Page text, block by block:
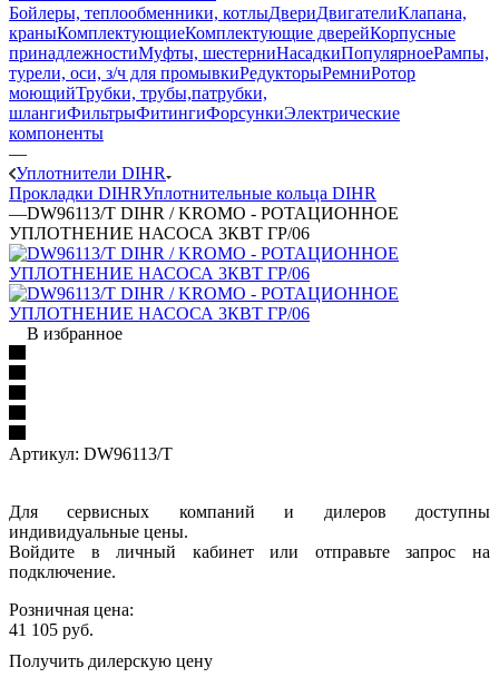
Бойлеры, теплообменники, котлыДвериДвигателиКлапана,
краныКомплектующиеКомплектующие дверейКорпусные
принадлежностиМуфты, шестерниНасадкиПопулярноеРампы,
турели, оси, з/ч для промывкиРедукторыРемниРотор
моющийТрубки, трубы,патрубки,
шлангиФильтрыФитингиФорсункиЭлектрические
компоненты
—
Уплотнители DIHR
Прокладки DIHRУплотнительные кольца DIHR
—DW96113/T DIHR / KROMO - РОТАЦИОННОЕ
УПЛОТНЕНИЕ НАСОСА 3КВТ ГР/06
В избранное
Артикул: DW96113/T
Для сервисных компаний и дилеров доступны
индивидуальные цены.
Войдите в личный кабинет или отправьте запрос на
подключение.
Розничная цена:
41 105 руб.
Получить дилерскую цену